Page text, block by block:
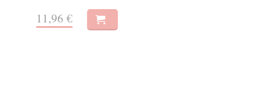
11,96 €